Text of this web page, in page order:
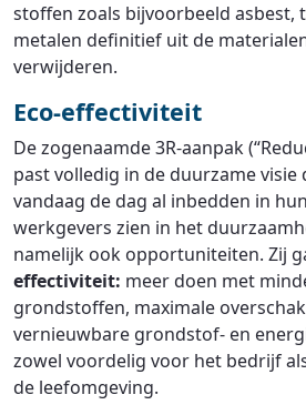
stoffen zoals bijvoorbeeld asbest,
metalen definitief uit de
verwijderen.
Eco-effectiviteit
De zogenaamde 3R-aanpak
past volledig in de duurzame visie
vandaag de dag al inbedden in
werkgevers zien in het
namelijk ook opportuniteiten. Zij
effectiviteit: meer doen met
grondstoffen, maximale
vernieuwbare grondstof- en
zowel voordelig voor het bedrijf
de leefomgeving.